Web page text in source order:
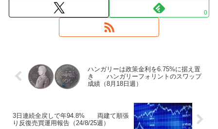
0
ハンガリーは政策金利を6.75%に据え置
き ハンガリーフォリントのスワップ
成績（8月18日週）
3日連続全戻しで年94.8% 両建て順張
り反復売買運用報告（24/8/25週）